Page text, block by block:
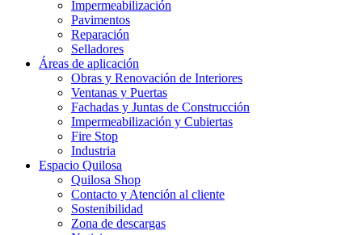
Impermeabilización
Pavimentos
Reparación
Selladores
Áreas de aplicación
Obras y Renovación de Interiores
Ventanas y Puertas
Fachadas y Juntas de Construcción
Impermeabilización y Cubiertas
Fire Stop
Industria
Espacio Quilosa
Quilosa Shop
Contacto y Atención al cliente
Sostenibilidad
Zona de descargas